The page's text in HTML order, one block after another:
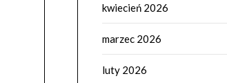
kwiecień 2026
marzec 2026
luty 2026